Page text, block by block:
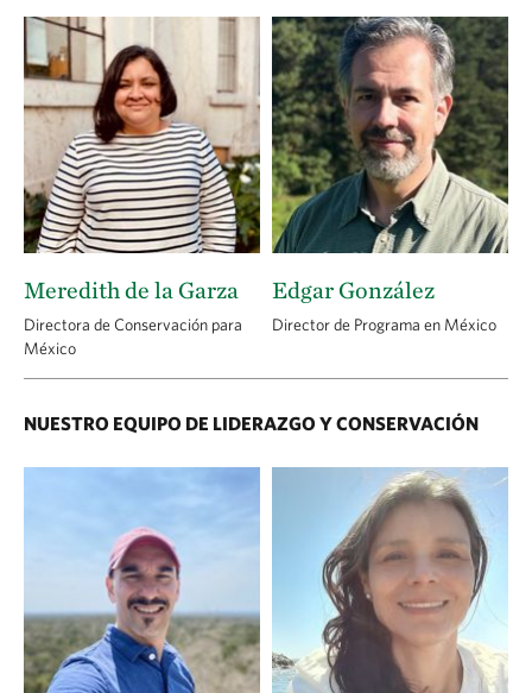
Meredith de la Garza
Directora de Conservación para
México
Edgar González
Director de Programa en México
NUESTRO EQUIPO DE LIDERAZGO Y CONSERVACIÓN